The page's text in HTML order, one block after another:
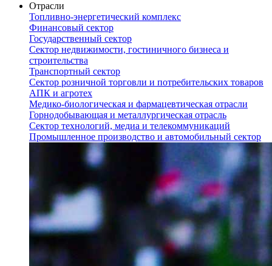
Отрасли
Топливно-энергетический комплекс
Финансовый сектор
Государственный сектор
Сектор недвижимости, гостиничного бизнеса и
строительства
Транспортный сектор
Сектор розничной торговли и потребительских товаров
АПК и агротех
Медико-биологическая и фармацевтическая отрасли
Горнодобывающая и металлургическая отрасль
Сектор технологий, медиа и телекоммуникаций
Промышленное производство и автомобильный сектор